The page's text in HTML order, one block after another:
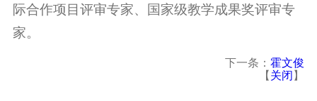
际合作项目评审专家、国家级教学成果奖评审专
家。
下一条：霍文俊
【 关闭 】